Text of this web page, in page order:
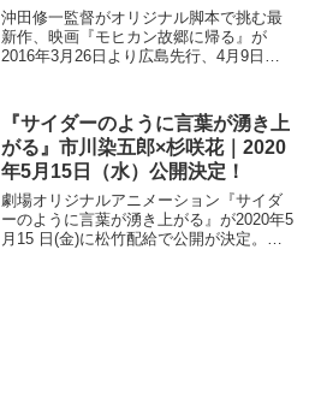
沖田修一監督がオリジナル脚本で挑む最
新作、映画『モヒカン故郷に帰る』が
2016年3月26日より広島先行、4月9日よ
生！売れないデスメタルバンドのボーカ
ル永吉（松田龍平）...
『サイダーのように言葉が湧き上
がる』市川染五郎×杉咲花｜2020
年5月15日（水）公開決定！
劇場オリジナルアニメーション『サイダ
ーのように言葉が湧き上がる』が2020年5
月15 日(金)に松竹配給で公開が決定。本